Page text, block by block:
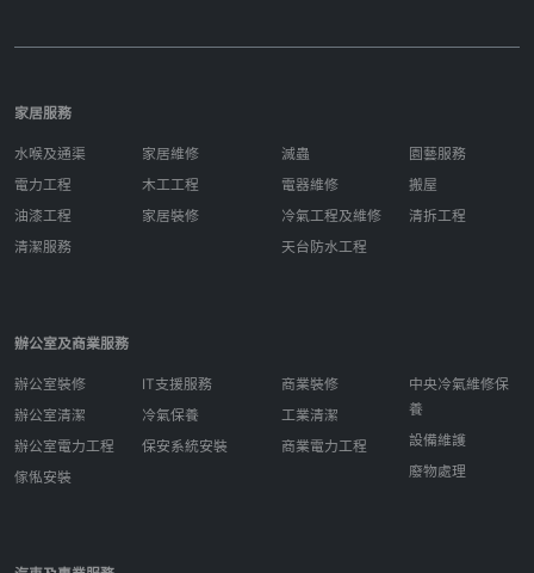
家居服務
水喉及通渠
電力工程
油漆工程
清潔服務
家居維修
木工工程
家居裝修
滅蟲
電器維修
冷氣工程及維修
天台防水工程
園藝服務
搬屋
清拆工程
辦公室及商業服務
辦公室裝修
辦公室清潔
辦公室電力工程
傢俬安裝
IT支援服務
冷氣保養
保安系統安裝
商業裝修
工業清潔
商業電力工程
中央冷氣維修保
養
設備維護
廢物處理